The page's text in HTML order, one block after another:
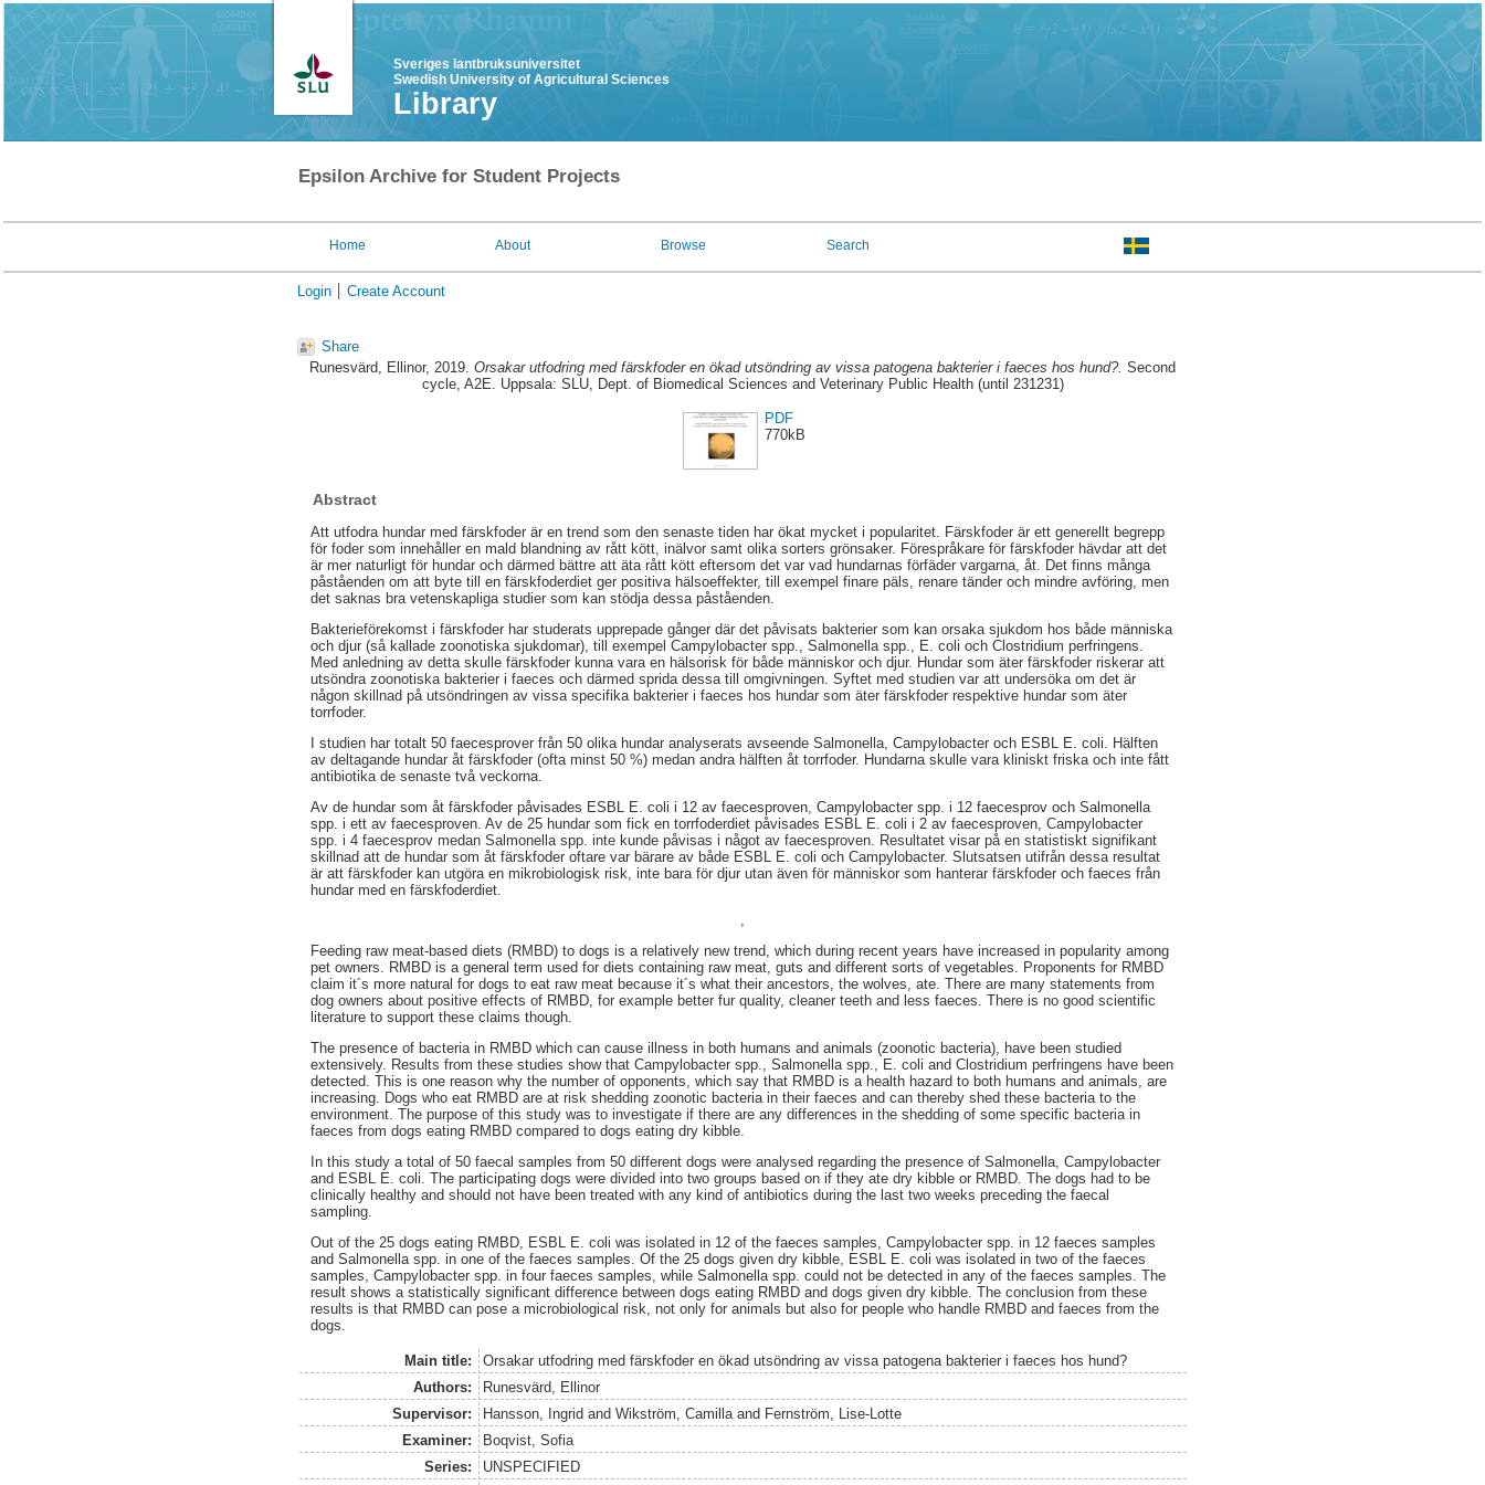
Sveriges lantbruksuniversitet
Swedish University of Agricultural Sciences
Library
Epsilon Archive for Student Projects
Home About Browse Search
Login Create Account
Share
Runesvärd, Ellinor, 2019. Orsakar utfodring med färskfoder en ökad utsöndring av vissa patogena bakterier i faeces hos hund?. Second
cycle, A2E. Uppsala: SLU, Dept. of Biomedical Sciences and Veterinary Public Health (until 231231)
PDF
770kB
Abstract
Att utfodra hundar med färskfoder är en trend som den senaste tiden har ökat mycket i popularitet. Färskfoder är ett generellt begrepp
för foder som innehåller en mald blandning av rått kött, inälvor samt olika sorters grönsaker. Förespråkare för färskfoder hävdar att det
är mer naturligt för hundar och därmed bättre att äta rått kött eftersom det var vad hundarnas förfäder vargarna, åt. Det finns många
påståenden om att byte till en färskfoderdiet ger positiva hälsoeffekter, till exempel finare päls, renare tänder och mindre avföring, men
det saknas bra vetenskapliga studier som kan stödja dessa påståenden.
Bakterieförekomst i färskfoder har studerats upprepade gånger där det påvisats bakterier som kan orsaka sjukdom hos både människa
och djur (så kallade zoonotiska sjukdomar), till exempel Campylobacter spp., Salmonella spp., E. coli och Clostridium perfringens.
Med anledning av detta skulle färskfoder kunna vara en hälsorisk för både människor och djur. Hundar som äter färskfoder riskerar att
utsöndra zoonotiska bakterier i faeces och därmed sprida dessa till omgivningen. Syftet med studien var att undersöka om det är
någon skillnad på utsöndringen av vissa specifika bakterier i faeces hos hundar som äter färskfoder respektive hundar som äter
torrfoder.
I studien har totalt 50 faecesprover från 50 olika hundar analyserats avseende Salmonella, Campylobacter och ESBL E. coli. Hälften
av deltagande hundar åt färskfoder (ofta minst 50 %) medan andra hälften åt torrfoder. Hundarna skulle vara kliniskt friska och inte fått
antibiotika de senaste två veckorna.
Av de hundar som åt färskfoder påvisades ESBL E. coli i 12 av faecesproven, Campylobacter spp. i 12 faecesprov och Salmonella
spp. i ett av faecesproven. Av de 25 hundar som fick en torrfoderdiet påvisades ESBL E. coli i 2 av faecesproven, Campylobacter
spp. i 4 faecesprov medan Salmonella spp. inte kunde påvisas i något av faecesproven. Resultatet visar på en statistiskt signifikant
skillnad att de hundar som åt färskfoder oftare var bärare av både ESBL E. coli och Campylobacter. Slutsatsen utifrån dessa resultat
är att färskfoder kan utgöra en mikrobiologisk risk, inte bara för djur utan även för människor som hanterar färskfoder och faeces från
hundar med en färskfoderdiet.
,
Feeding raw meat-based diets (RMBD) to dogs is a relatively new trend, which during recent years have increased in popularity among
pet owners. RMBD is a general term used for diets containing raw meat, guts and different sorts of vegetables. Proponents for RMBD
claim it´s more natural for dogs to eat raw meat because it´s what their ancestors, the wolves, ate. There are many statements from
dog owners about positive effects of RMBD, for example better fur quality, cleaner teeth and less faeces. There is no good scientific
literature to support these claims though.
The presence of bacteria in RMBD which can cause illness in both humans and animals (zoonotic bacteria), have been studied
extensively. Results from these studies show that Campylobacter spp., Salmonella spp., E. coli and Clostridium perfringens have been
detected. This is one reason why the number of opponents, which say that RMBD is a health hazard to both humans and animals, are
increasing. Dogs who eat RMBD are at risk shedding zoonotic bacteria in their faeces and can thereby shed these bacteria to the
environment. The purpose of this study was to investigate if there are any differences in the shedding of some specific bacteria in
faeces from dogs eating RMBD compared to dogs eating dry kibble.
In this study a total of 50 faecal samples from 50 different dogs were analysed regarding the presence of Salmonella, Campylobacter
and ESBL E. coli. The participating dogs were divided into two groups based on if they ate dry kibble or RMBD. The dogs had to be
clinically healthy and should not have been treated with any kind of antibiotics during the last two weeks preceding the faecal
sampling.
Out of the 25 dogs eating RMBD, ESBL E. coli was isolated in 12 of the faeces samples, Campylobacter spp. in 12 faeces samples
and Salmonella spp. in one of the faeces samples. Of the 25 dogs given dry kibble, ESBL E. coli was isolated in two of the faeces
samples, Campylobacter spp. in four faeces samples, while Salmonella spp. could not be detected in any of the faeces samples. The
result shows a statistically significant difference between dogs eating RMBD and dogs given dry kibble. The conclusion from these
results is that RMBD can pose a microbiological risk, not only for animals but also for people who handle RMBD and faeces from the
dogs.
Main title:
Orsakar utfodring med färskfoder en ökad utsöndring av vissa patogena bakterier i faeces hos hund?
Authors:
Runesvärd, Ellinor
Supervisor:
Hansson, Ingrid and Wikström, Camillaand Fernström, Lise-Lotte
Examiner:
Boqvist, Sofia
Series:
UNSPECIFIED